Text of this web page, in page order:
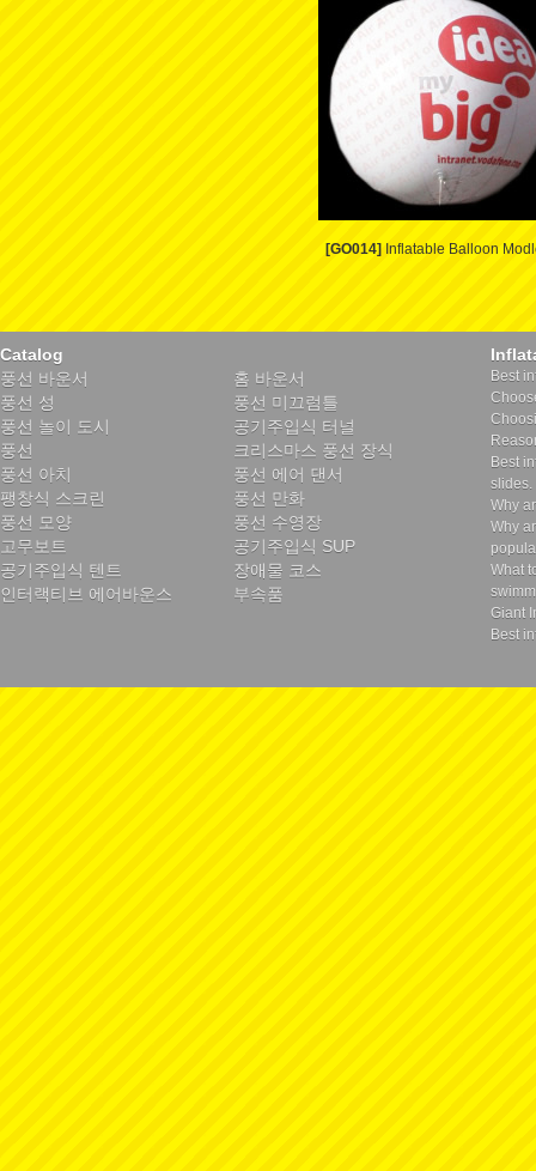
[GO014] Inflatable Balloon
Catalog
풍선 바운서
홈 바운서
풍선 성
풍선 미끄럼틀
풍선 놀이 도시
공기주입식 터널
풍선
크리스마스 풍선 장식
풍선 아치
풍선 에어 댄서
팽창식 스크린
풍선 만화
풍선 모양
풍선 수영장
고무보트
공기주입식 SUP
공기주입식 텐트
장애물 코스
인터랙티브 에어바운스
부속품
Best
Best
slides.
Why
Why
What
Giant
Best